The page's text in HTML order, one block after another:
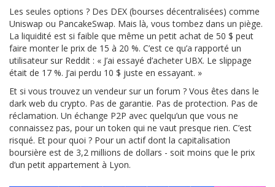
Les seules options ? Des DEX (bourses décentralisées) comme
Uniswap ou PancakeSwap. Mais là, vous tombez dans un piège.
La liquidité est si faible que même un petit achat de 50 $ peut
faire monter le prix de 15 à 20 %. C’est ce qu’a rapporté un
utilisateur sur Reddit : « J’ai essayé d’acheter UBX. Le slippage
était de 17 %. J’ai perdu 10 $ juste en essayant. »
Et si vous trouvez un vendeur sur un forum ? Vous êtes dans le
dark web du crypto. Pas de garantie. Pas de protection. Pas de
réclamation. Un échange P2P avec quelqu’un que vous ne
connaissez pas, pour un token qui ne vaut presque rien. C’est
risqué. Et pour quoi ? Pour un actif dont la capitalisation
boursière est de 3,2 millions de dollars - soit moins que le prix
d’un petit appartement à Lyon.